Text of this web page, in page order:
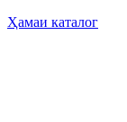
Ҳамаи каталог